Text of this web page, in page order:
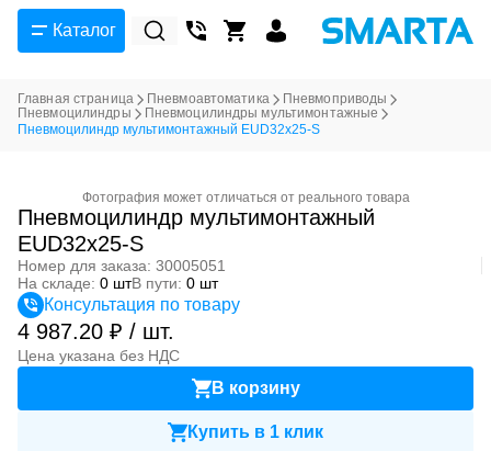
Каталог
Главная страница Пневмоавтоматика
Пневмоприводы
Пневмоцилиндры
Пневмоцилиндры мультимонтажные
Пневмоцилиндр мультимонтажный EUD32x25-S
Фотография может отличаться от реального товара
Пневмоцилиндр мультимонтажный
EUD32x25-S
Номер для заказа: 30005051
На складе: 0 штВ пути: 0 шт
Консультация по товару
4 987.20 ₽ / шт.
Цена указана без НДС
В корзину
Купить в 1 клик